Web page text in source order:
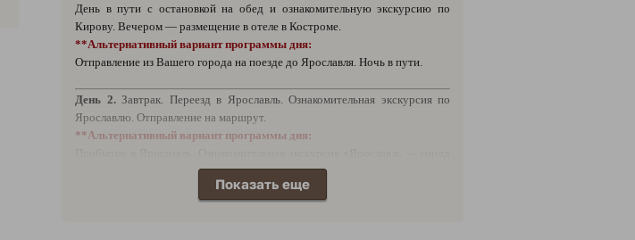
День в пути с остановкой на обед и ознакомительную экскурсию по
Кирову. Вечером — размещение в отеле в Костроме.
**Альтернативный вариант программы дня:
Отправление из Вашего города на поезде до Ярославля. Ночь в пути.
День 2. Завтрак. Переезд в Ярославль. Ознакомительная экскурсия по
Ярославлю. Отправление на маршрут.
**Альтернативный вариант программы дня:
легенд». Сбор группы. Отправление на маршрут.
Показать еще